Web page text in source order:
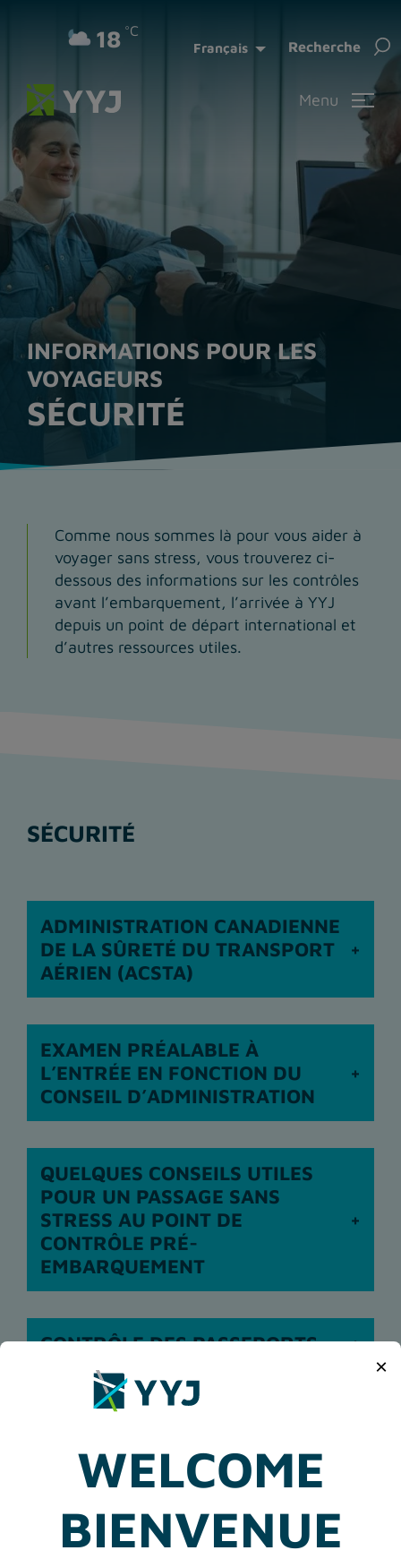
18 °C
Français Recherche
Menu
×
WELCOME
BIENVENUE
INFORMATIONS POUR LES
VOYAGEURS
SÉCURITÉ
Comme nous sommes là pour vous aider à
voyager sans stress, vous trouverez ci-
dessous des informations sur les contrôles
avant l’embarquement, l’arrivée à YYJ
depuis un point de départ international et
d’autres ressources utiles.
SÉCURITÉ
ADMINISTRATION CANADIENNE
DE LA SÛRETÉ DU TRANSPORT
AÉRIEN (ACSTA)
EXAMEN PRÉALABLE À
L’ENTRÉE EN FONCTION DU
CONSEIL D’ADMINISTRATION
QUELQUES CONSEILS UTILES
POUR UN PASSAGE SANS
STRESS AU POINT DE
CONTRÔLE PRÉ-
EMBARQUEMENT
CONTRÔLE DES PASSEPORTS
VOYAGER AVEC DES ANIMAUX